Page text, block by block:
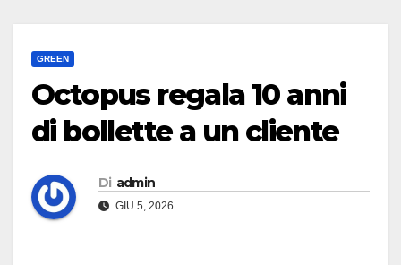
GREEN
Octopus regala 10 anni
di bollette a un cliente
Di admin
GIU 5, 2026